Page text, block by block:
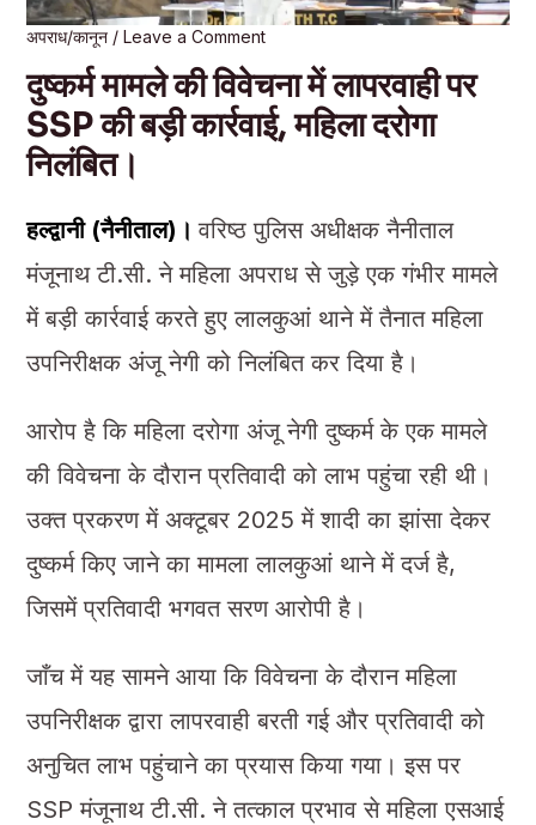
अपराध/कानून/ Leave a Comment
दुष्कर्म मामले की विवेचना में लापरवाही पर
SSP की बड़ी कार्रवाई, महिला दरोगा
निलंबित।
हल्द्वानी (नैनीताल)।वरिष्ठ पुलिस अधीक्षक नैनीताल
मंजूनाथ टी.सी. ने महिला अपराध से जुड़े एक गंभीर मामले
में बड़ी कार्रवाई करते हुए लालकुआं थाने में तैनात महिला
उपनिरीक्षक अंजू नेगी को निलंबित कर दिया है।
आरोप है कि महिला दरोगा अंजू नेगी दुष्कर्म के एक मामले
की विवेचना के दौरान प्रतिवादी को लाभ पहुंचा रही थी।
उक्त प्रकरण में अक्टूबर 2025 में शादी का झांसा देकर
दुष्कर्म किए जाने का मामला लालकुआं थाने में दर्ज है,
जिसमें प्रतिवादी भगवत सरण आरोपी है।
जाँच में यह सामने आया कि विवेचना के दौरान महिला
उपनिरीक्षक द्वारा लापरवाही बरती गई और प्रतिवादी को
अनुचित लाभ पहुंचाने का प्रयास किया गया। इस पर
SSP मंजूनाथ टी.सी. ने तत्काल प्रभाव से महिला एसआई